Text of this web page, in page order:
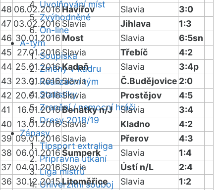
Uvolňování míst
Zvýhodněné
On-line
A-tým
Soupiska
Změny v kádru
Realizační tým
Statistiky
Zranění / nemocní hráči
Dresy 2018/19
Zápasy
Tipsport extraliga
Přípravná utkání
Liga mistrů
Univerzitní souboj
48 06.02.2016Havířov Slavia
3:0
47 03.02.2016Slavia Jihlava
1:3
46 30.01.2016 Most Slavia
6:5sn
45 27.01.2016Slavia Třebíč
4:2
44 25.01.2016Kadaň Slavia
3:4p
43 23.01.2016Slavia Č.Budějovice 2:0
42 20.01.2016Slavia Prostějov
4:5
41
16.01.2016Benátky n/J Slavia
3:4
40 13.01.2016Slavia Kladno
4:2
39 09.01.2016 Slavia Přerov
4:3
38 06.01.2016Šumperk Slavia
1:4
37 04.01.2016 Slavia Ústí n/L
2:4
36 30.12.2015Litoměřice Slavia
1:2